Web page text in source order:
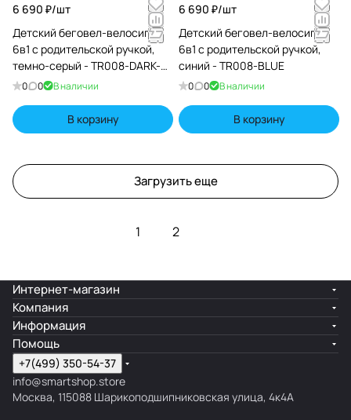
6 690 ₽/шт
Детский беговел-велосипед
6в1 с родительской ручкой,
темно-серый - TR008-DARK-
GREY
0 0 В наличии
В корзину
6 690 ₽/шт
Детский беговел-велосипед
6в1 с родительской ручкой,
синий - TR008-BLUE
0 0 В наличии
В корзину
Загрузить еще
1 2
Интернет-магазин
Компания
Информация
Помощь
+7(499) 350-54-37
info@smartshop.store
Москва, 115088 Шарикоподшипниковская улица, 4к4А